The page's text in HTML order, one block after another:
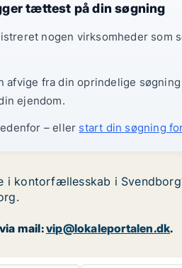
tættest på din søgning
nogen virksomheder som
afvige fra din oprindelige
ejendom.
– eller start din søgning
i kontorfællesskab i
mail:vip@lokaleportalen.dk.